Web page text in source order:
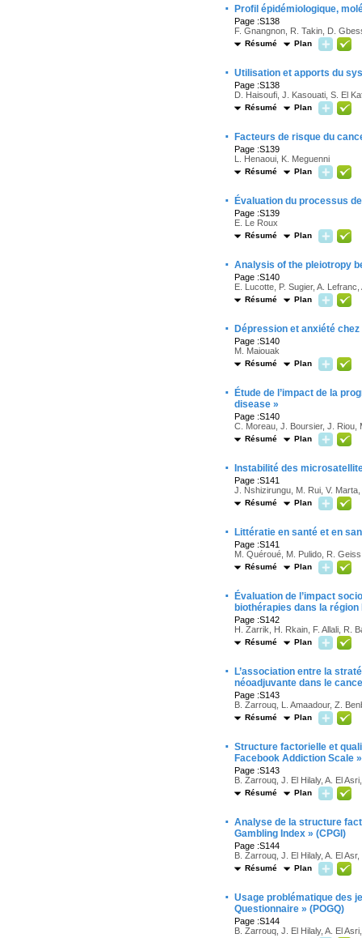
· Profil épidémiologique,
Page :S138
F. Gnangnon, R. Takin, D.
Résumé Plan
· Utilisation et apports du
Page :S138
D. Haisoufi, J. Kasouati, S. El
Résumé Plan
· Facteurs de risque du
Page :S139
L. Henaoui, K. Meguenni
Résumé Plan
· Évaluation du processus
Page :S139
E. Le Roux
Résumé Plan
· Analysis of the pleiotropy
Page :S140
E. Lucotte, P. Sugier, A.
Résumé Plan
· Dépression et anxiété
Page :S140
M. Maiouak
Résumé Plan
·
Étude de l’impact de la
disease »
Page :S140
C. Moreau, J. Boursier, J. Riou,
Résumé Plan
· Instabilité des
Page :S141
J. Nshizirungu, M. Rui, V.
Résumé Plan
· Littératie en santé et en
Page :S141
M. Quéroué, M. Pulido, R.
Résumé Plan
·
Évaluation de l’impact
biothérapies dans la
Page :S142
H. Zarrik, H. Rkain, F. Allali, R.
Résumé Plan
·
L’association entre la
néoadjuvante dans le
Page :S143
B. Zarrouq, L. Amaadour, Z.
Résumé Plan
· Structure factorielle et
Facebook Addiction Scale
Page :S143
B. Zarrouq, J. El Hilaly, A. El
Résumé Plan
· Analyse de la structure
Gambling Index » (CPGI)
Page :S144
B. Zarrouq, J. El Hilaly, A. El
Résumé Plan
· Usage problématique des
Questionnaire » (POGQ)
Page :S144
B. Zarrouq, J. El Hilaly, A. El